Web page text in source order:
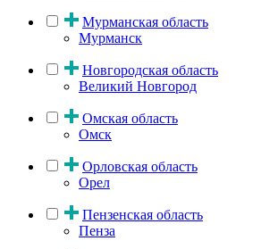
Мурманская область
Мурманск
Новгородская область
Великий Новгород
Омская область
Омск
Орловская область
Орел
Пензенская область
Пенза